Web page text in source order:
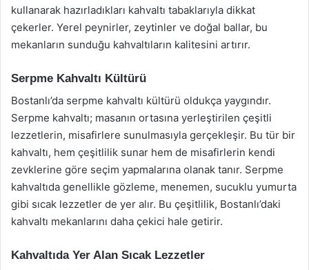
kullanarak hazırladıkları kahvaltı tabaklarıyla dikkat
çekerler. Yerel peynirler, zeytinler ve doğal ballar, bu
mekanların sunduğu kahvaltıların kalitesini artırır.
Serpme Kahvaltı Kültürü
Bostanlı’da serpme kahvaltı kültürü oldukça yaygındır.
Serpme kahvaltı; masanın ortasına yerleştirilen çeşitli
lezzetlerin, misafirlere sunulmasıyla gerçekleşir. Bu tür bir
kahvaltı, hem çeşitlilik sunar hem de misafirlerin kendi
zevklerine göre seçim yapmalarına olanak tanır. Serpme
kahvaltıda genellikle gözleme, menemen, sucuklu yumurta
gibi sıcak lezzetler de yer alır. Bu çeşitlilik, Bostanlı’daki
kahvaltı mekanlarını daha çekici hale getirir.
Kahvaltıda Yer Alan Sıcak Lezzetler